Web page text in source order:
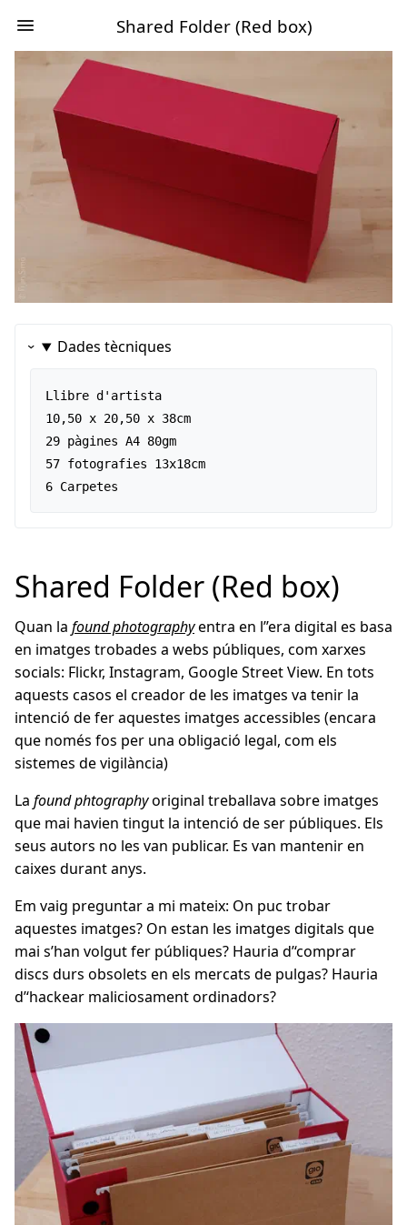
Shared Folder (Red box)
Dades tècniques
Llibre d'artista
10,50 x 20,50 x 38cm
29 pàgines A4 80gm
57 fotografies 13x18cm
6 Carpetes
Shared Folder (Red box)
Quan la found photographyentra en l’’era digital es basa
en imatges trobades a webs públiques, com xarxes
socials: Flickr, Instagram, Google Street View. En tots
aquests casos el creador de les imatges va tenir la
intenció de fer aquestes imatges accessibles (encara
que només fos per una obligació legal, com els
sistemes de vigilància)
La found phtographyoriginal treballava sobre imatges
que mai havien tingut la intenció de ser públiques. Els
seus autors no les van publicar. Es van mantenir en
caixes durant anys.
Em vaig preguntar a mi mateix: On puc trobar
aquestes imatges? On estan les imatges digitals que
mai s’han volgut fer públiques? Hauria d’‘comprar
discs durs obsolets en els mercats de pulgas? Hauria
d’‘hackear maliciosament ordinadors?